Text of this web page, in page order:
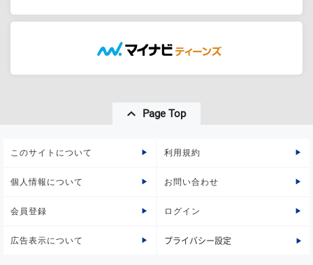
Page Top
このサイトについて 利用規約
個人情報について お問い合わせ
会員登録 ログイン
広告表示について プライバシー設定